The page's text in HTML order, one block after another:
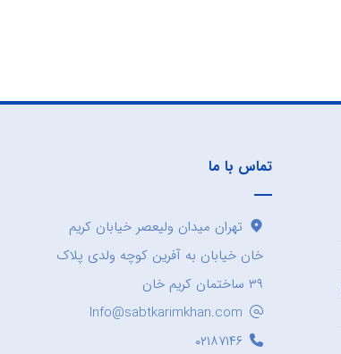
تماس با ما
تهران میدان ولیعصر خیابان کریم
خان خیابان به آفرین کوچه ولدی پلاک
۳۹ ساختمان کریم خان
Info@sabtkarimkhan.com
۰۲۱۸۷۱۴۶